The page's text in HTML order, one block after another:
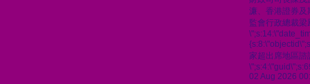
濂、香港證券及
監會行政總裁
家超出席地區諮
02 Aug 2026